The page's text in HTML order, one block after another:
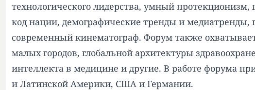
технологического лидерства, умный
код нации, демографические тренды и медиатренды,
современный кинематограф. Форум также
малых городов, глобальной архитектуры
интеллекта в медицине и другие. В работе форума
и Латинской Америки, США и Германии.